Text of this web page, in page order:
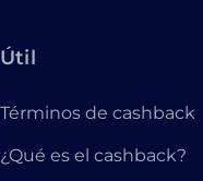
Útil
Términos de cashback
¿Qué es el cashback?